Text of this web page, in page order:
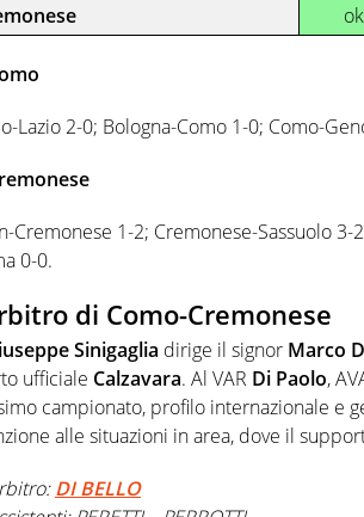
ok
Lazio 2-0; Bologna-Como 1-0; Como-
Cremonese 1-2; Cremonese-Sassuolo
0-0.
di Como-Cremonese
Sinigaglia dirige il signor Marco
ufficiale Calzavara. Al VAR Di Paolo,
campionato, profilo internazionale e
alle situazioni in area, dove il
DI BELLO